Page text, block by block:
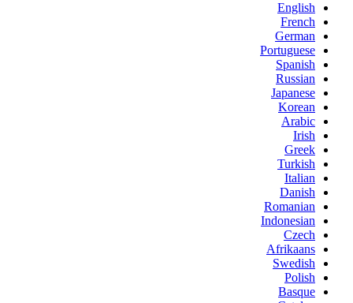
English
French
German
Portuguese
Spanish
Russian
Japanese
Korean
Arabic
Irish
Greek
Turkish
Italian
Danish
Romanian
Indonesian
Czech
Afrikaans
Swedish
Polish
Basque